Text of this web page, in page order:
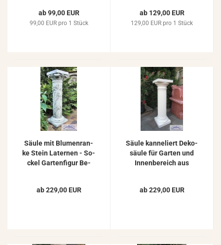
ab 99,00 EUR
99,00 EUR pro 1 Stück
ab 129,00 EUR
129,00 EUR pro 1 Stück
Säule mit Blu­men­ran­
ke Stein La­ter­nen - So­
ckel Gar­ten­fi­gur Be­
ab 229,00 EUR
Säule kan­ne­liert De­ko­
säu­le für Gar­ten und
In­nen­be­reich aus
ab 229,00 EUR